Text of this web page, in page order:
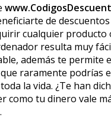
de
cualquier producto
resulta muy
además te permite
raramente podrías
la vida. ¿Te han
como tu dinero vale